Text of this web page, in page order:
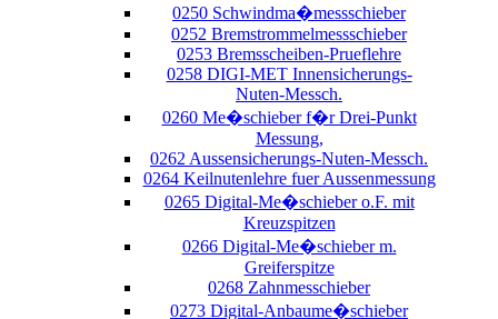
0250 Schwindma�messschieber
0252 Bremstrommelmessschieber
0253 Bremsscheiben-Prueflehre
0258 DIGI-MET Innensicherungs-
Nuten-Messch.
0260 Me�schieber f�r Drei-Punkt
Messung,
0262 Aussensicherungs-Nuten-Messch.
0264 Keilnutenlehre fuer Aussenmessung
0265 Digital-Me�schieber o.F. mit
Kreuzspitzen
0266 Digital-Me�schieber m.
Greiferspitze
0268 Zahnmesschieber
0273 Digital-Anbaume�schieber